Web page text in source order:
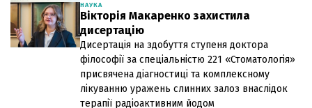
НАУКА
Вікторія Макаренко захистила
дисертацію
Дисертація на здобуття ступеня доктора
філософії за спеціальністю 221 «Стоматологія»
присвячена діагностиці та комплексному
лікуванню уражень слинних залоз внаслідок
терапії радіоактивним йодом